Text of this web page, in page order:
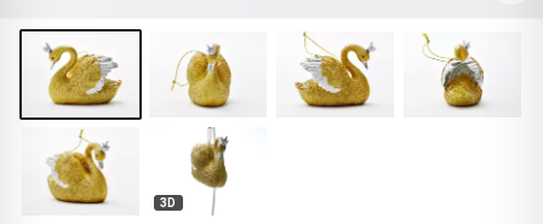
3D